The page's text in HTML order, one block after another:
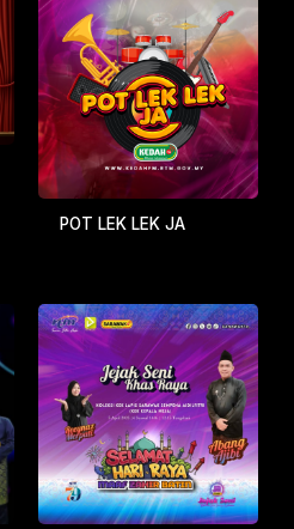
POT LEK LEK JA